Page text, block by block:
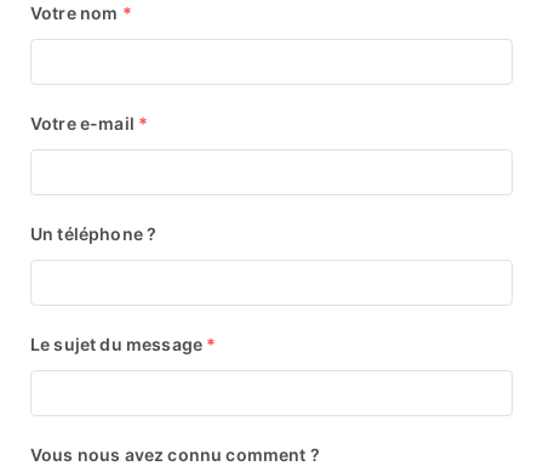
Votre nom *
Votre e-mail *
Un téléphone ?
Le sujet du message *
Vous nous avez connu comment ?